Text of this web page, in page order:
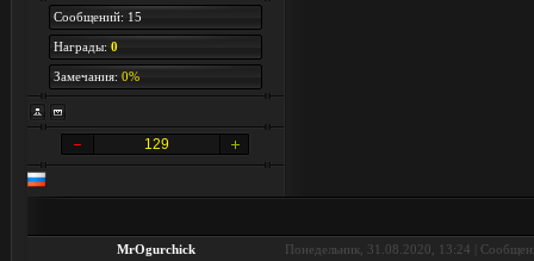
Сообщений: 15
Награды: 0
Замечания: 0%
129
MrOgurchick Понедельник, 31.08.2020, 13:24 |